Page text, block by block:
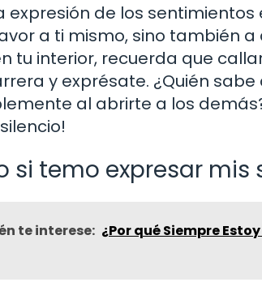
expresión de los
a ti mismo, sino también
tu interior, recuerda que
y exprésate. ¿Quién
al abrirte a los
si temo expresar mis
te interese: ¿Por qué Siempre